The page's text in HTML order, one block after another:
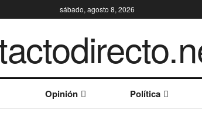
sábado, agosto 8, 2026
Opinión Política